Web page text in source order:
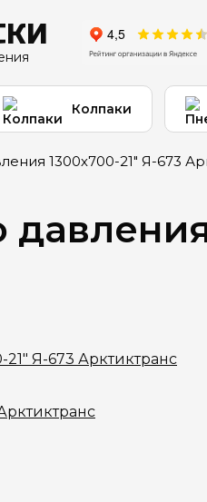
Колпаки
1300х700-21" Я-673